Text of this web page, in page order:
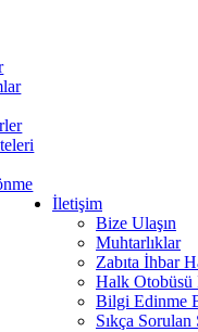
İletişim
Bize Ulaşın
Muhtarlıklar
Zabıta İhbar
Halk Otobüsü
Bilgi Edinme
Sıkça Sorulan